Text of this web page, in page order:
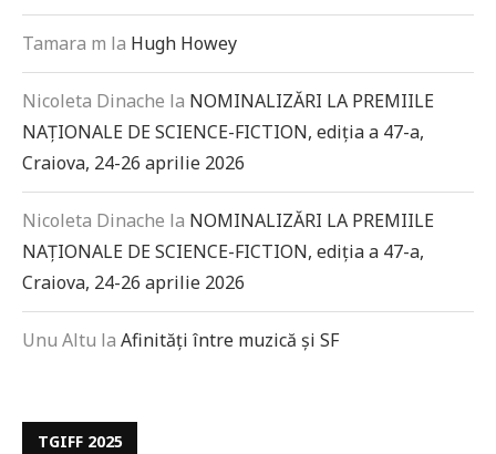
Tamara m la Hugh Howey
Nicoleta Dinache la NOMINALIZĂRI LA PREMIILE
NAȚIONALE DE SCIENCE-FICTION, ediția a 47-a,
Craiova, 24-26 aprilie 2026
Nicoleta Dinache la NOMINALIZĂRI LA PREMIILE
NAȚIONALE DE SCIENCE-FICTION, ediția a 47-a,
Craiova, 24-26 aprilie 2026
Unu Altu la Afinități între muzică și SF
TGIFF 2025